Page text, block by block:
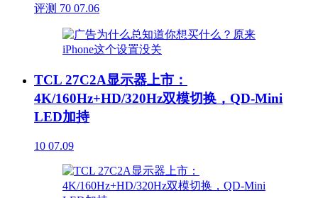
评测 70 07.06
TCL 27C2A显示器上市：
4K/160Hz+HD/320Hz双模切换，QD-Mini
LED加持
10 07.09